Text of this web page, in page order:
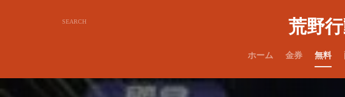
荒野
ホーム 金券 無料